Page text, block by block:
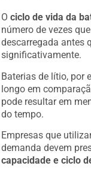
Ociclo de vida da
número de vezes
descarregada antes
significativamente.
Baterias de lítio, por
longo em
pode resultar em
do tempo.
Empresas que
demanda devem
capacidade e ciclo